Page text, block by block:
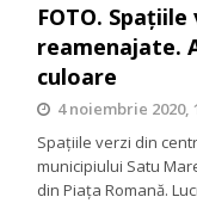
FOTO.
reamenajate.
culoare
4 noiembrie 2020,
Spațiile verzi din
municipiului Satu
din Piața Romană.